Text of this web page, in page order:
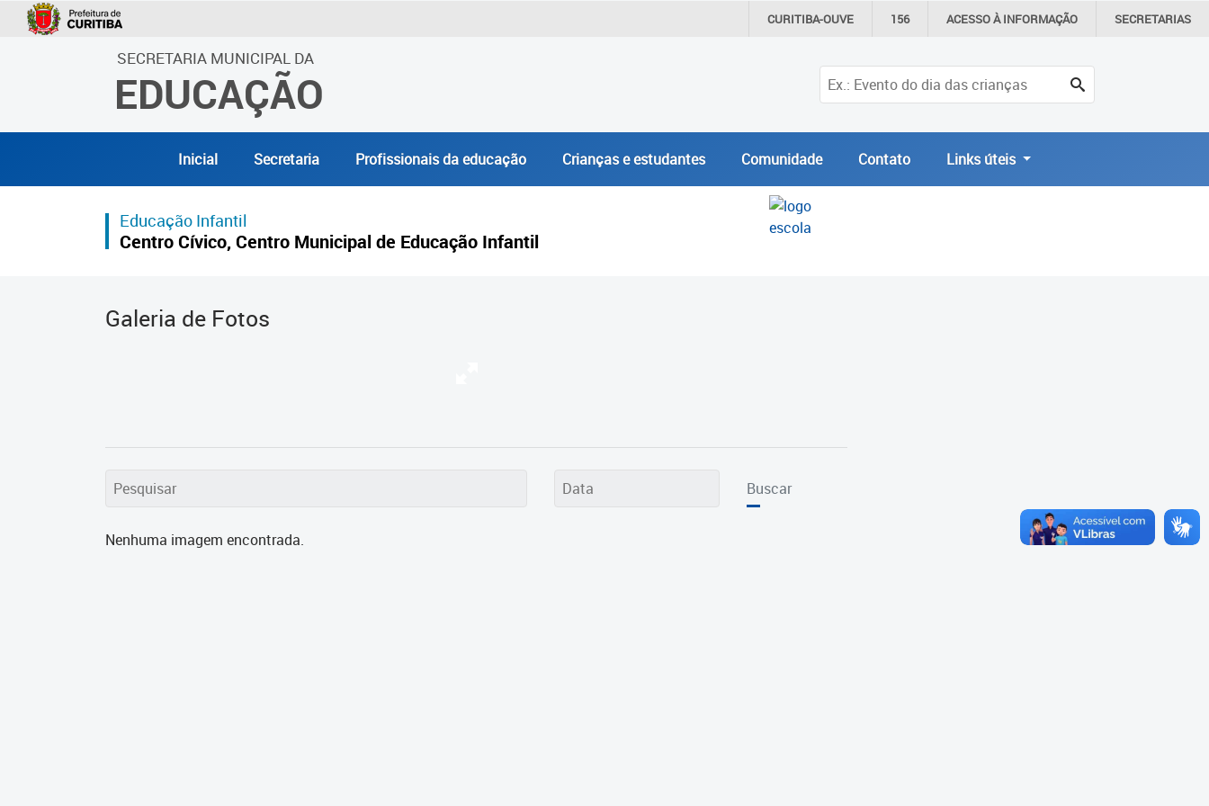
CURITIBA-OUVE 156 ACESSO ÀINFORMAÇÃO SECRETARIAS
SECRETARIA MUNICIPAL DA
EDUCAÇÃO
Inicial Secretaria Profissionais da educação Crianças e estudantes Comunidade Contato Links úteis
Educação Infantil
Centro Cívico, Centro Municipal de Educação Infantil
Galeria de Fotos
Buscar
Nenhuma imagem encontrada.